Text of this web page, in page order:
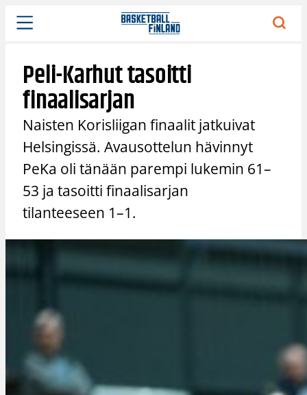
Siirry
sisältöön
Peli-Karhut tasoitti
finaalisarjan
Naisten Korisliigan finaalit jatkuivat
Helsingissä. Avausottelun hävinnyt
PeKa oli tänään parempi lukemin 61–
53 ja tasoitti finaalisarjan
tilanteeseen 1–1.